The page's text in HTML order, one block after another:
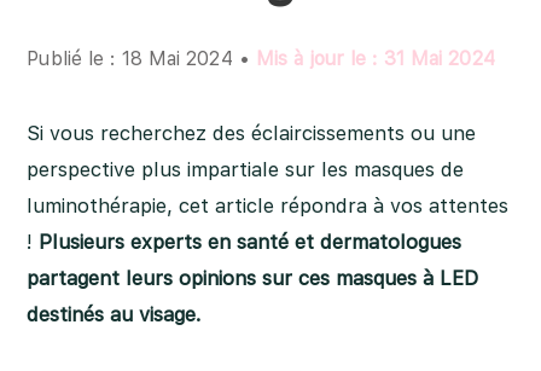
Publié le : 18 Mai 2024 • Mis à jour le : 31 Mai 2024
Si vous recherchez des éclaircissements ou une
perspective plus impartiale sur les masques de
luminothérapie, cet article répondra à vos attentes
! Plusieurs experts en santé et dermatologues
partagent leurs opinions sur ces masques à LED
destinés au visage.